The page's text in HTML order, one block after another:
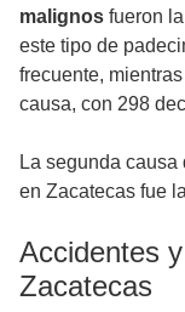
malignos fueron
este tipo de
frecuente,
causa, con 298
La segunda
en Zacatecas fue la
Accidentes
Zacatecas